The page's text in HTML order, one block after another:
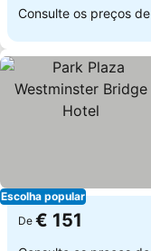
Consulte os preços de
Escolha popular
De € 151